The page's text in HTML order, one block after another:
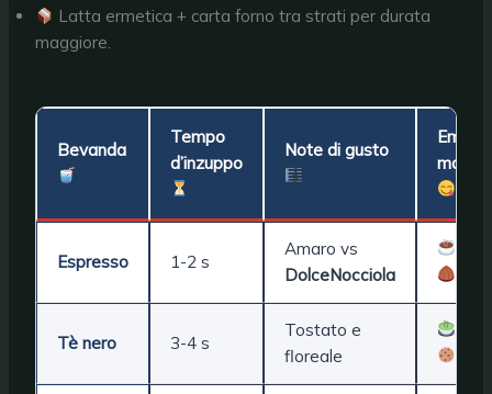
Latta ermetica + carta forno tra strati per durata
maggiore.
Bevanda
Tempo
d’inzuppo
Note di gusto
Emoji
match
Espresso 1-2 s
Amaro vs
DolceNocciola
Tè nero 3-4 s
Tostato e
floreale